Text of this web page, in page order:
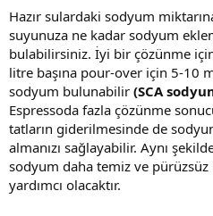
Hazır sulardaki sodyum
suyunuza ne kadar sodyum
bulabilirsiniz. İyi bir çözünme
litre başına pour-over için 5-10
sodyum bulunabilir (SCA
Espressoda fazla çözünme
tatların giderilmesinde de
almanızı sağlayabilir. Aynı
sodyum daha temiz ve
yardımcı olacaktır.